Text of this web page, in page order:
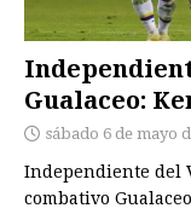
Gualaceo:
sábado 6 de mayo
Independiente del
combativo